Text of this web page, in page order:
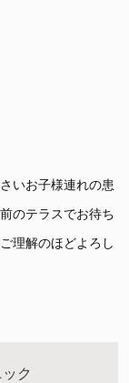
いお子様連れの患
のテラスでお待ち
理解のほどよろし
ク